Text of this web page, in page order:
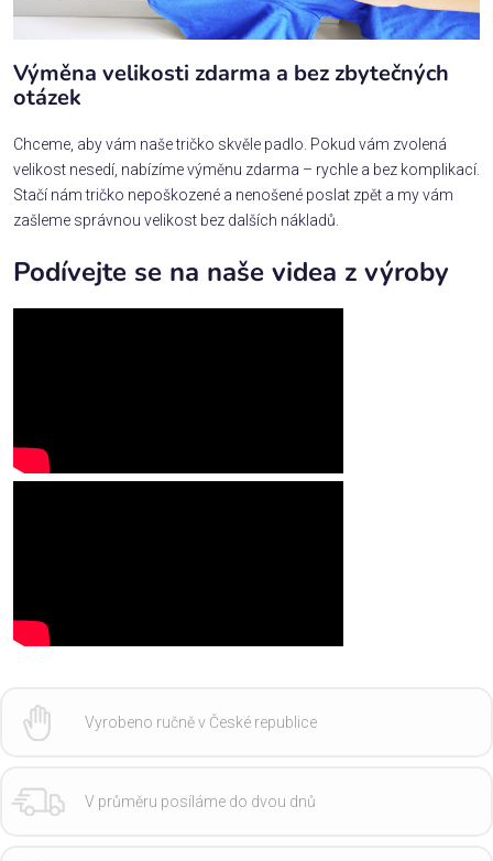
Výměna velikosti zdarma a bez zbytečných
otázek
Chceme, aby vám naše tričko skvěle padlo. Pokud vám zvolená
velikost nesedí, nabízíme výměnu zdarma – rychle a bez komplikací.
Stačí nám tričko nepoškozené a nenošené poslat zpět a my vám
zašleme správnou velikost bez dalších nákladů.
Podívejte se na naše videa z výroby
Vyrobeno ručně v České republice
V průměru posíláme do dvou dnů